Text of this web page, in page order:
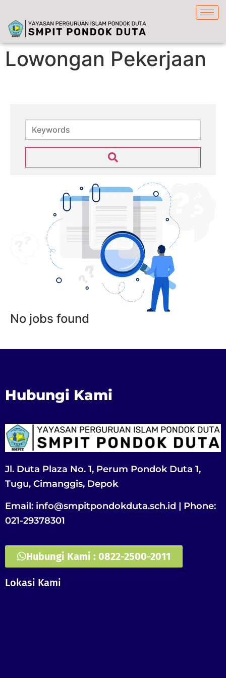
Lowongan Pekerjaan
Keywords
No jobs found
Hubungi Kami
Jl. Duta Plaza No. 1, Perum Pondok Duta 1,
Tugu, Cimanggis, Depok
Email: info@smpitpondokduta.sch.id | Phone:
021-29378301
Hubungi Kami : 0822-2500-2011
Lokasi Kami